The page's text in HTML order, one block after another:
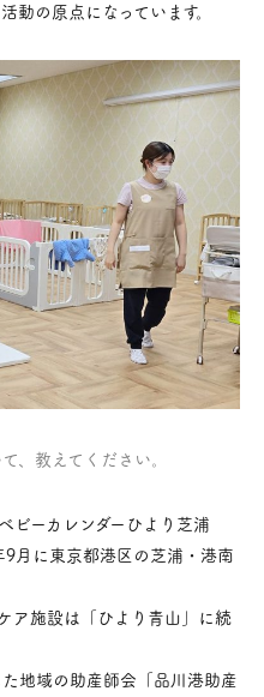
の原点になっています。
、教えてください。
ビーカレンダーひより芝浦
月に東京都港区の芝浦・港南
ア施設は「ひより青山」に続
地域の助産師会「品川港助産